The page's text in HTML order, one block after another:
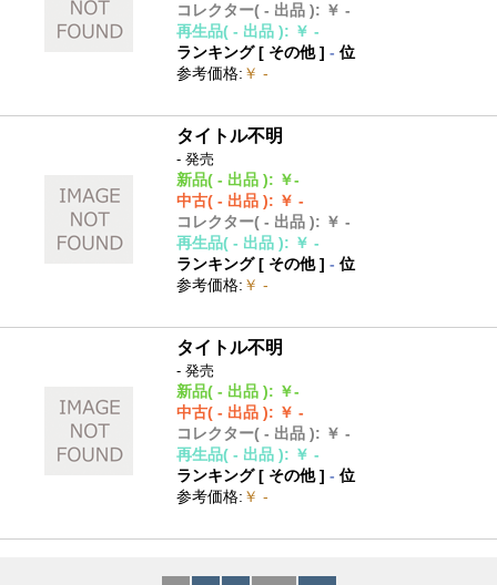
コレクター( - 出品 ): ￥ -
再生品( - 出品 ): ￥ -
ランキング [ その他]- 位
参考価格: ￥ -
タイトル不明
- 発売
新品( - 出品 ): ￥-
中古( - 出品 ): ￥ -
コレクター( - 出品 ): ￥ -
再生品( - 出品 ): ￥ -
ランキング [ その他]- 位
参考価格: ￥ -
タイトル不明
- 発売
新品( - 出品 ): ￥-
中古( - 出品 ): ￥ -
コレクター( - 出品 ): ￥ -
再生品( - 出品 ): ￥ -
ランキング [ その他]- 位
参考価格: ￥ -